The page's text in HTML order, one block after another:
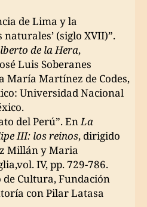
de Lima y la
naturales’ (siglo XVII)”.
de la Hera,
Luis Soberanes
María Martínez de Codes,
Universidad Nacional
del Perú”. EnLa
III: los reinos, dirigido
Millán y Maria
IV, pp. 729-786.
Cultura, Fundación
con Pilar Latasa